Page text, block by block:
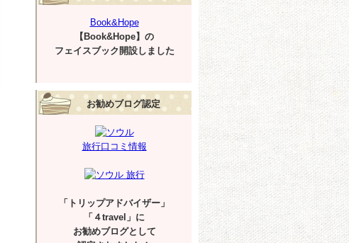
Book&Hope
【Book&Hope】の
フェイスブック開設しました
お勧めブログ認定
旅行口コミ情報
「トリップアドバイザー」
「４travel」に
お勧めブログとして